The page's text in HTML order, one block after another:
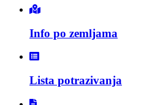
Info po zemljama
Lista potrazivanja